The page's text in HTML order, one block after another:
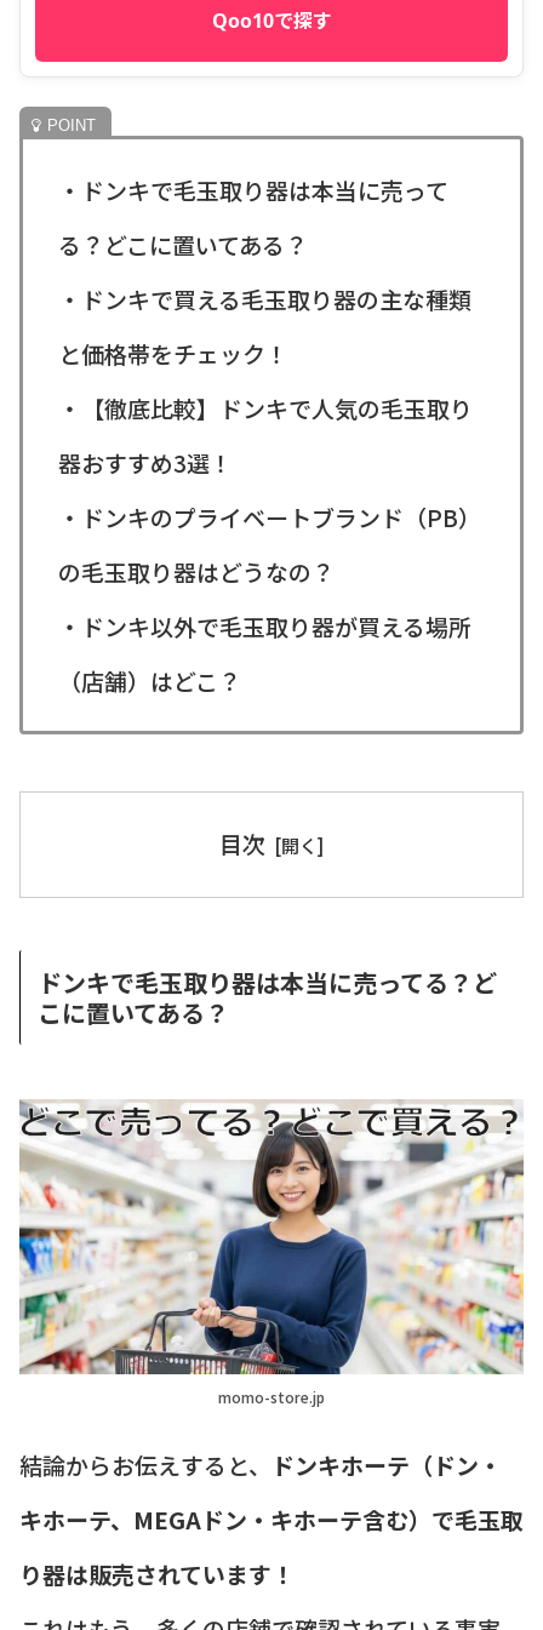
Qoo10で探す
・ドンキで毛玉取り器は本当に売って
る？どこに置いてある？
・ドンキで買える毛玉取り器の主な種類
と価格帯をチェック！
・【徹底比較】ドンキで人気の毛玉取り
器おすすめ3選！
・ドンキのプライベートブランド（PB）
の毛玉取り器はどうなの？
・ドンキ以外で毛玉取り器が買える場所
（店舗）はどこ？
目次
ドンキで毛玉取り器は本当に売ってる？ど
こに置いてある？
momo-store.jp
結論からお伝えすると、
ドンキホーテ（ドン・
キホーテ、MEGAドン・キホーテ含む）で毛玉取
り器は販売されています！